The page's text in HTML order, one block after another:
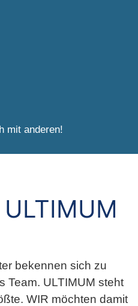
mit anderen!
ULTIMUM
bekennen sich zu
Team. ULTIMUM steht
WIR möchten damit